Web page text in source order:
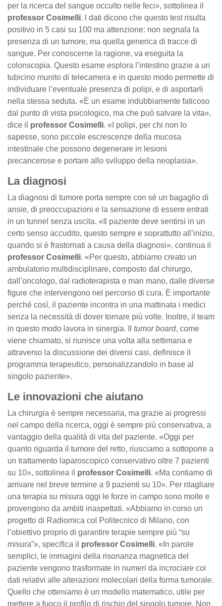
per la ricerca del sangue occulto nelle feci», sottolinea il
professor Cosimelli. I dati dicono che questo test risulta
positivo in 5 casi su 100 ma attenzione: non segnala la
presenza di un tumore, ma quella generica di tracce di
sangue. Per conoscerne la ragione, va eseguita la
colonscopia. Questo esame esplora l’intestino grazie a un
tubicino munito di telecamera e in questo modo permette di
individuare l’eventuale presenza di polipi, e di asportarli
nella stessa seduta. «È un esame indubbiamente faticoso
dal punto di vista psicologico, ma che può salvare la vita»,
dice il professor Cosimelli. «I polipi, per chi non lo
sapesse, sono piccole escrescenze della mucosa
intestinale che possono degenerare in lesioni
precancerose e portare allo sviluppo della neoplasia».
La diagnosi
La diagnosi di tumore porta sempre con sé un bagaglio di
ansie, di preoccupazioni e la sensazione di essere entrati
in un tunnel senza uscita. «Il paziente deve sentirsi in un
certo senso accudito, questo sempre e soprattutto all’inizio,
quando si è frastornati a causa della diagnosi», continua il
professor Cosimelli. «Per questo, abbiamo creato un
ambulatorio multidisciplinare, composto dal chirurgo,
dall’oncologo, dal radioterapista e man mano, dalle diverse
figure che intervengono nel percorso di cura. È importante
perché così, il paziente incontra in una mattinata i medici
senza la necessità di dover tornare più volte. Inoltre, il team
in questo modo lavora in sinergia. Il tumor board, come
viene chiamato, si riunisce una volta alla settimana e
attraverso la discussione dei diversi casi, definisce il
programma terapeutico, personalizzandolo in base al
singolo paziente».
Le innovazioni che aiutano
La chirurgia è sempre necessaria, ma grazie ai progressi
nel campo della ricerca, oggi è sempre più conservativa, a
vantaggio della qualità di vita del paziente. «Oggi per
quanto riguarda il tumore del retto, riusciamo a sottoporre a
un trattamento laparoscopico conservativo oltre 7 pazienti
su 10», sottolinea il professor Cosimelli. «Ma contiamo di
arrivare nel breve termine a 9 pazienti su 10». Per ritagliare
una terapia su misura oggi le forze in campo sono molte e
provengono da ambiti inaspettati. «Abbiamo in corso un
progetto di Radiomica col Politecnico di Milano, con
l’obiettivo proprio di garantire terapie sempre più “su
misura”», specifica il professor Cosimelli. «In parole
semplici, le immagini della risonanza magnetica del
paziente vengono trasformate in numeri da incrociare coi
dati relativi alle alterazioni molecolari della forma tumorale.
Quello che otteniamo è un modello matematico, utile per
mettere a fuoco il profilo di rischio del singolo tumore. Non